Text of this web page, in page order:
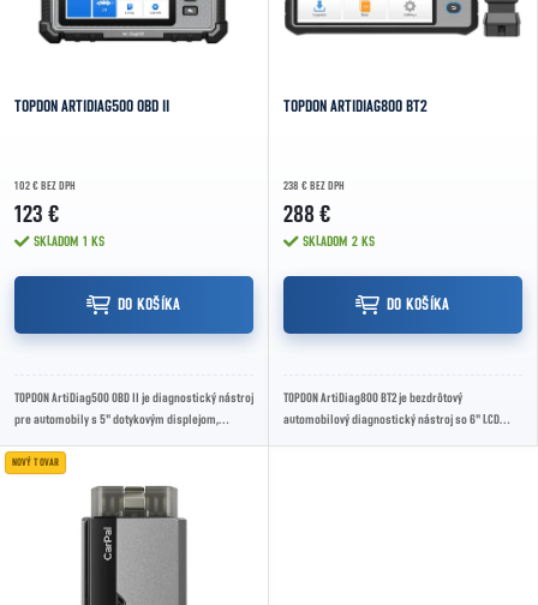
TOPDON ARTIDIAG500 OBD II
102 € BEZ DPH
123 €
SKLADOM 1 KS
DO KOŠÍKA
TOPDON ArtiDiag500 OBD II je diagnostický nástroj
pre automobily s 5" dotykovým displejom,
TOPDON ARTIDIAG800 BT2
238 € BEZ DPH
288 €
SKLADOM 2 KS
DO KOŠÍKA
TOPDON ArtiDiag800 BT2 je bezdrôtový
automobilový diagnostický nástroj so 6" LCD
NOVÝ TOVAR